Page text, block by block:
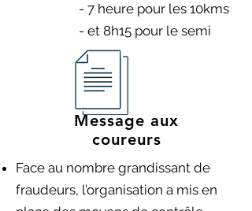
- 7 heure pour les 10kms
- et 8h15 pour le semi
Message aux
coureurs
Face au nombre grandissant de
fraudeurs, l’organisation a mis en